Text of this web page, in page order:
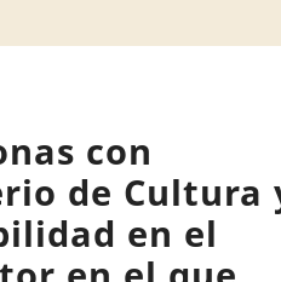
con
de Cultura
en el